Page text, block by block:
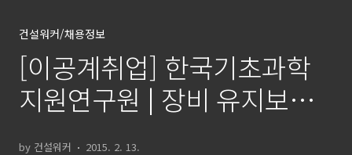
건설워커/채용정보
[이공계취업] 한국기초과학
지원연구원 | 장비 유지보수
by 건설워커 2015. 2. 13.